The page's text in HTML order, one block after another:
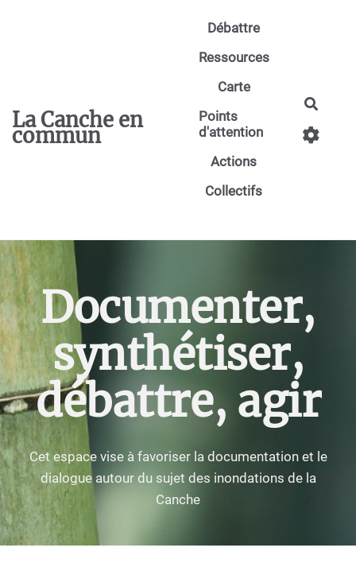
La Canche en
commun
Débattre
Ressources
Carte
Points
d'attention
Actions
Collectifs
Documenter,
synthétiser,
débattre, agir
Cet espace vise à favoriser la documentation et le
dialogue autour du sujet des inondations de la
Canche